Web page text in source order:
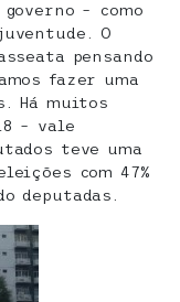
– como
O
pensando
fazer uma
Há muitos
– vale
teve uma
com 47%
deputadas.